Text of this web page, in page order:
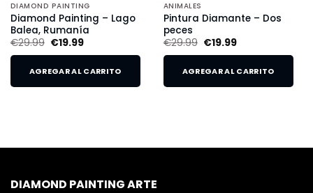
DIAMOND PAINTING
Diamond Painting – Lago
Balea, Rumanía
€29.99 €19.99
AGREGAR AL CARRITO
ANIMALES
Pintura Diamante – Dos
peces
€29.99 €19.99
AGREGAR AL CARRITO
DIAMOND PAINTING ARTE